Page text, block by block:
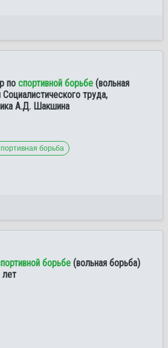
по спортивной борьбе (вольная
труда,
А.Д. Шакшина
борьба
борьбе (вольная борьба)